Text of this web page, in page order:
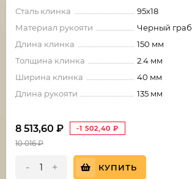
Сталь клинка
95х18
Материал рукояти
Черный граб
Длина клинка
150 мм
Толщина клинка
2.4 мм
Ширина клинка
40 мм
Длина рукояти
135 мм
8 513,60 ₽ -1 502,40 ₽
10 016₽
- + КУПИТЬ